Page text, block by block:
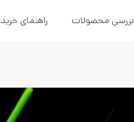
بررسی محصولات راهنمای خرید